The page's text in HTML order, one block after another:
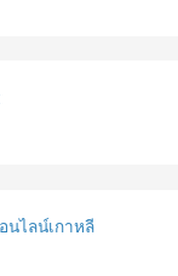
นไลน์เกาหลี